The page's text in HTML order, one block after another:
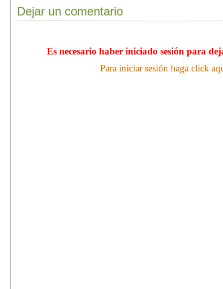
Dejar un comentario
Es necesario haber iniciado sesión para
Para iniciar sesión haga click